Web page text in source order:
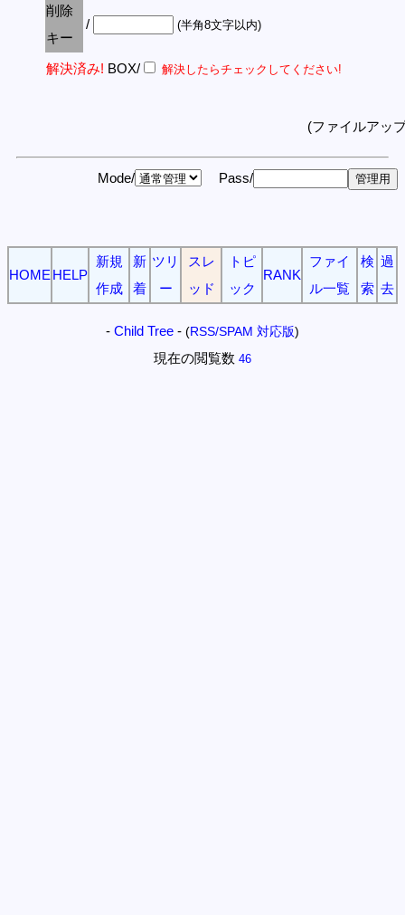
削除
キー
/ (半角8文字以内)
解決済み! BOX/ 解決したらチェックしてください!
(ファイルアッ
Mode/ Pass/
HOME HELP
新規
作成
新
着
ツリ
ー
スレ
ッド
トピ
ック
RANK
ファイ
ル一覧
検
索
過
去
- Child Tree - (RSS/SPAM 対応版)
現在の閲覧数 46